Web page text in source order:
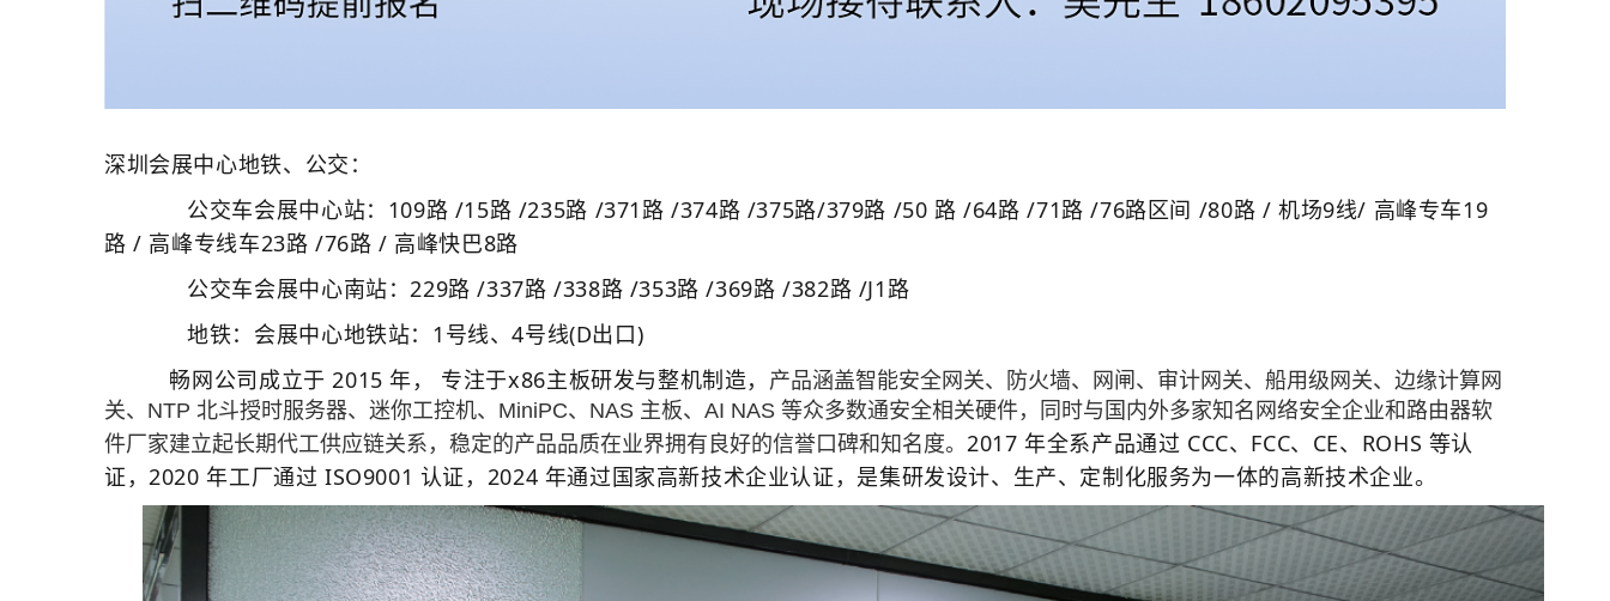
深圳会展中心地铁、公交：
公交车会展中心站：109路 /15路 /235路 /371路 /374路 /375路/379路 /50 路 /64路 /71路 /76路区间 /80路 / 机场9线/ 高峰专车19
路 / 高峰专线车23路 /76路 / 高峰快巴8路
公交车会展中心南站：229路 /337路 /338路 /353路 /369路 /382路 /J1路
地铁：会展中心地铁站：1号线、4号线(D出口)
畅网公司成立于 2015 年， 专注于x86主板研发与整机制造，
产品涵盖智能安全网关、防火墙、网闸、审计网关、船用级网关、边缘计算网
关、NTP 北斗授时服务器、迷你工控机、MiniPC、NAS 主板、AI NAS 等众多数通安全相关硬件，同时与国内外多家知名网络安全企业和路由器软
件厂家建立起长期代工供应链关系，稳定的产品品质在业界拥有良好的信誉口碑和知名度。 2017 年全系产品通过 CCC、FCC、CE、ROHS 等认
证，2020 年工厂通过 ISO9001 认证，2024 年通过国家高新技术企业认证，是集研发设计、生产、定制化服务为一体的高新技术企业。